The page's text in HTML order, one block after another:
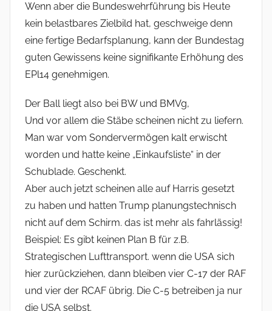
Wenn aber die Bundeswehrführung bis Heute
kein belastbares Zielbild hat, geschweige denn
eine fertige Bedarfsplanung, kann der Bundestag
guten Gewissens keine signifikante Erhöhung des
EPl14 genehmigen.
Der Ball liegt also bei BW und BMVg,
Und vor allem die Stäbe scheinen nicht zu liefern.
Man war vom Sondervermögen kalt erwischt
worden und hatte keine „Einkaufsliste“ in der
Schublade. Geschenkt.
Aber auch jetzt scheinen alle auf Harris gesetzt
zu haben und hatten Trump planungstechnisch
nicht auf dem Schirm. das ist mehr als fahrlässig!
Beispiel: Es gibt keinen Plan B für z.B.
Strategischen Lufttransport. wenn die USA sich
hier zurückziehen, dann bleiben vier C-17 der RAF
und vier der RCAF übrig. Die C-5 betreiben ja nur
die USA selbst.